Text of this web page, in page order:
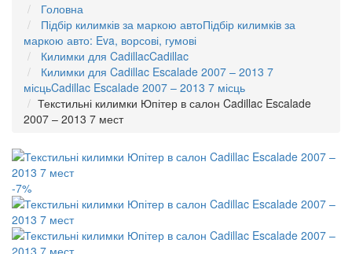
Головна
Підбір килимків за маркою автоПідбір килимків за
маркою авто: Eva, ворсові, гумові
Килимки для CadillacCadillac
Килимки для Cadillac Escalade 2007 – 2013 7
місцьCadillac Escalade 2007 – 2013 7 місць
Текстильні килимки Юпітер в салон Cadillac Escalade
2007 – 2013 7 мест
-7%